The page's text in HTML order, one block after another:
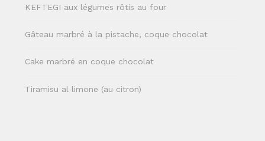
KEFTEGI aux légumes rôtis au four
Gâteau marbré à la pistache, coque chocolat
Cake marbré en coque chocolat
Tiramisu al limone (au citron)